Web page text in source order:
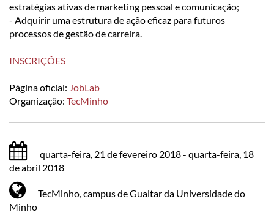
estratégias ativas de marketing pessoal e comunicação;
- Adquirir uma estrutura de ação eficaz para futuros
processos de gestão de carreira.​
INSCRIÇÕES​​
Página oficial: JobLab
Organização: TecMinho
quarta-feira, 21 de fevereiro 2018 - quarta-feira, 18
de abril 2018
TecMinho, campus de Gualtar da Universidade do
Minho